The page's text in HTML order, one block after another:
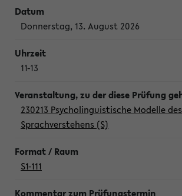
Donnerstag, 13. August 2026
11-13
230213 Psycholinguistische Modelle des
Sprachverstehens (S)
S1-111